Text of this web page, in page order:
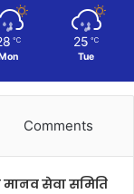
℃ 25 ℃
Tue
Comments
सेवा समिति